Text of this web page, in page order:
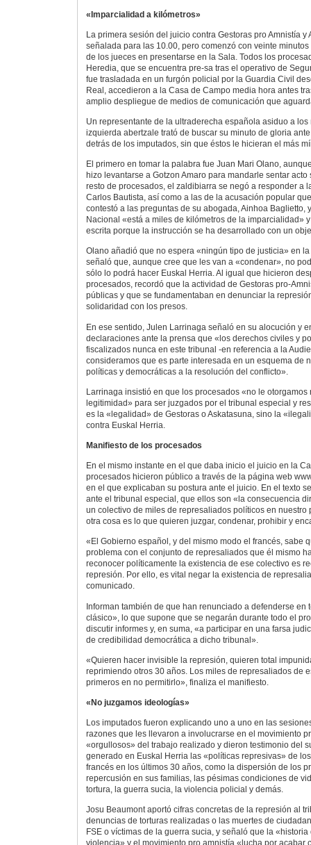
«Imparcialidad a kilómetros»
La primera sesión del juicio contra Gestoras pro Amnistía y
señalada para las 10.00, pero comenzó con veinte
de los jueces en presentarse en la Sala. Todos los
Heredia, que se encuentra pre-sa tras el operativo de
fue trasladada en un furgón policial por la Guardia Civil
Real, accedieron a la Casa de Campo media hora antes
amplio despliegue de medios de comunicación que
Un representante de la ultraderecha española asiduo a
izquierda abertzale trató de buscar su minuto de gloria
detrás de los imputados, sin que éstos le hicieran el más
El primero en tomar la palabra fue Juan Mari Olano,
hizo levantarse a Gotzon Amaro para mandarle sentar
resto de procesados, el zaldibiarra se negó a responder a
Carlos Bautista, así como a las de la acusación popular
contestó a las preguntas de su abogada, Ainhoa Baglietto,
Nacional «está a miles de kilómetros de la imparcialidad»
escrita porque la instrucción se ha desarrollado con un
Olano añadió que no espera «ningún tipo de justicia» en
señaló que, aunque cree que les van a «condenar», no
sólo lo podrá hacer Euskal Herria. Al igual que hicieron
procesados, recordó que la actividad de Gestoras pro-
públicas y que se fundamentaban en denunciar la
solidaridad con los presos.
En ese sentido, Julen Larrinaga señaló en su alocución y
declaraciones ante la prensa que «los derechos civiles y
fiscalizados nunca en este tribunal -en referencia a la
consideramos que es parte interesada en un esquema de
políticas y democráticas a la resolución del conflicto».
Larrinaga insistió en que los procesados «no le otorgamos
legitimidad» para ser juzgados por el tribunal especial y
es la «legalidad» de Gestoras o Askatasuna, sino la
contra Euskal Herria.
Manifiesto de los procesados
En el mismo instante en el que daba inicio el juicio en la
procesados hicieron público a través de la página web
en el que explicaban su postura ante el juicio. En el texto
ante el tribunal especial, que ellos son «la consecuencia
un colectivo de miles de represaliados políticos en nuestro
otra cosa es lo que quieren juzgar, condenar, prohibir y
«El Gobierno español, y del mismo modo el francés, sabe
problema con el conjunto de represaliados que él mismo
reconocer políticamente la existencia de ese colectivo es
represión. Por ello, es vital negar la existencia de
comunicado.
Informan también de que han renunciado a defenderse en
clásico», lo que supone que se negarán durante todo el
discutir informes y, en suma, «a participar en una farsa
de credibilidad democrática a dicho tribunal».
«Quieren hacer invisible la represión, quieren total
reprimiendo otros 30 años. Los miles de represaliados de
primeros en no permitirlo», finaliza el manifiesto.
«No juzgamos ideologías»
Los imputados fueron explicando uno a uno en las
razones que les llevaron a involucrarse en el movimiento
«orgullosos» del trabajo realizado y dieron testimonio del
generado en Euskal Herria las «políticas represivas» de
francés en los últimos 30 años, como la dispersión de los
repercusión en sus familias, las pésimas condiciones de
tortura, la guerra sucia, la violencia policial y demás.
Josu Beaumont aportó cifras concretas de la represión al
denuncias de torturas realizadas o las muertes de
FSE o víctimas de la guerra sucia, y señaló que la